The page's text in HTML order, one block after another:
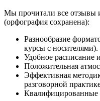
Мы прочитали все отзывы
(орфография сохранена):
Разнообразие
курсы с носителями).
Удобное расписание
Положительная
Эффективная
разговорной
Квалифицированные